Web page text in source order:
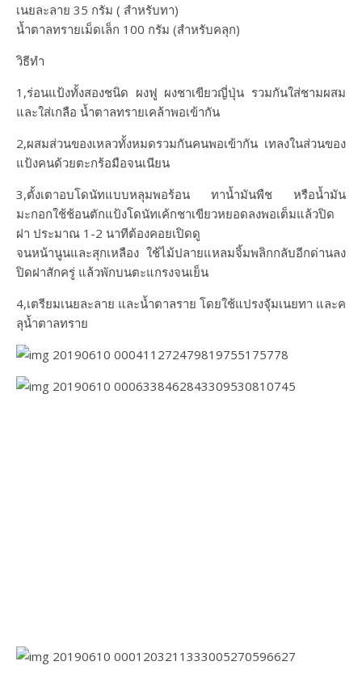
เนยละลาย 35 กรัม ( สำหรับทา)
น้ำตาลทรายเม็ดเล็ก 100 กรัม (สำหรับคลุก)
วิธีทำ
1,ร่อนแป้งทั้งสองชนิด ผงฟู ผงชาเขียวญี่ปุ่น รวมกันใส่ชามผสม
และใส่เกลือ น้ำตาลทรายเคล้าพอเข้ากัน
2,ผสมส่วนของเหลวทั้งหมดรวมกันคนพอเข้ากัน เทลงในส่วนของ
แป้งคนด้วยตะกร้อมือจนเนียน
3,ตั้งเตาอบโดนัทแบบหลุมพอร้อน ทาน้ำมันพืช หรือน้ำมัน
มะกอกใช้ช้อนตักแป้งโดนัทเค้กชาเขียวหยอดลงพอเต็มแล้วปิด
ฝา ประมาณ 1-2 นาทีต้องคอยเปิดดู
จนหน้านูนและสุกเหลือง ใช้ไม้ปลายแหลมจิ้มพลิกกลับอีกด่านลง
ปิดฝาสักครู่ แล้วพักบนตะแกรงจนเย็น
4,เตรียมเนยละลาย และน้ำตาลราย โดยใช้แปรงจัุ่มเนยทา และค
ลุน้ำตาลทราย